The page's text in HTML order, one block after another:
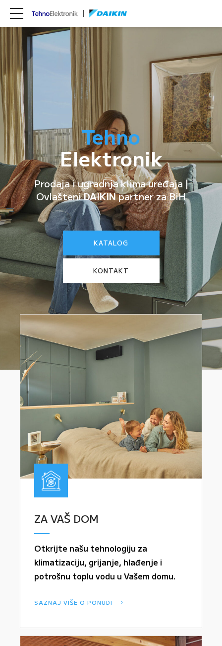
Tehno
Elektronik
Prodaja i ugradnja klima uređaja |
OvlašteniDAIKINpartner za BiH
KATALOG
KONTAKT
ZA VAŠ DOM
Otkrijte našu tehnologiju za
klimatizaciju, grijanje, hlađenje i
potrošnu toplu vodu u Vašem domu.
SAZNAJ VIŠE O PONUDI